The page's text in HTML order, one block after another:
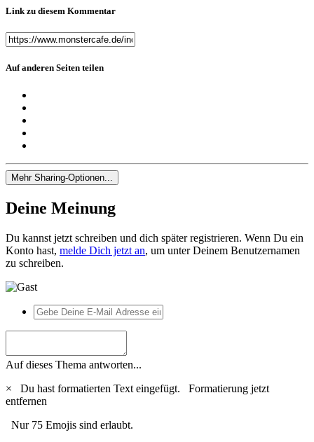
Link zu diesem Kommentar
Auf anderen Seiten teilen
Mehr Sharing-Optionen...
Deine Meinung
Du kannst jetzt schreiben und dich später registrieren. Wenn Du ein
Konto hast, melde Dich jetzt an, um unter Deinem Benutzernamen
zu schreiben.
Auf dieses Thema antworten...
×
Du hast formatierten Text eingefügt. Formatierung jetzt
entfernen
Nur 75 Emojis sind erlaubt.